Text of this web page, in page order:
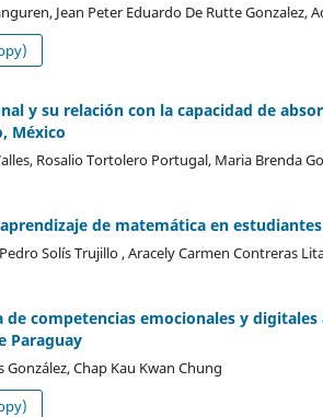
Jean Peter Eduardo De Rutte Gonzalez,
y su relación con la capacidad de
México
Rosalio Tortolero Portugal, Maria Brenda
de matemática en
Solís Trujillo , Aracely Carmen Contreras
de competencias emocionales y
Paraguay
González, Chap Kau Kwan Chung